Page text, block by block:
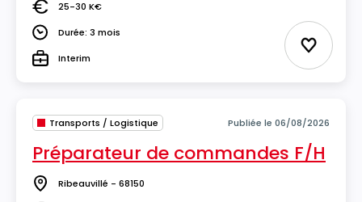
Salaire25-30 K€
DuréeDurée: 3 mois
TypeInterim Ajouter
Transports / Logistique Publiée le 06/08/2026
Préparateur de commandes F/H
Lieu Ribeauvillé - 68150